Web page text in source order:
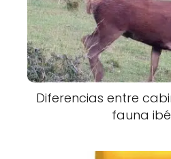
Diferencias entre
fauna